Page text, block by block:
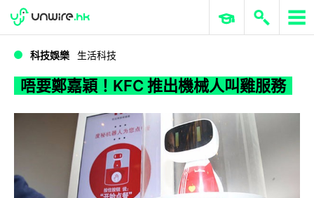
唔要鄭嘉穎！KFC 推出機械人叫雞服務
WWDC 2026 ERP 與商業 AI
科技娛樂 生活科技
唔要鄭嘉穎！KFC 推出機械人叫雞服務